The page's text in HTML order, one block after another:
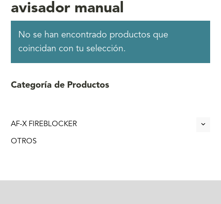
avisador manual
No se han encontrado productos que
coincidan con tu selección.
Categoría de Productos
AF-X FIREBLOCKER
OTROS